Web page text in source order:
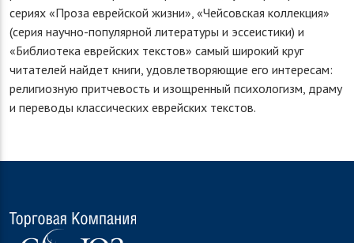
сериях «Проза еврейской жизни», «Чейсовская коллекция»
(серия научно-популярной литературы и эссеистики) и
«Библиотека еврейских текстов» самый широкий круг
читателей найдет книги, удовлетворяющие его интересам:
религиозную притчевость и изощренный психологизм, драму
и переводы классических еврейских текстов.